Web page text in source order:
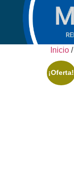
Inicio /
¡Oferta!